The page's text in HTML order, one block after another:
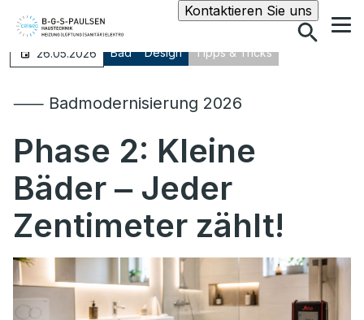
Kontaktieren Sie unsSuche
26.05.2026 Bad Design Tipps & Tricks
⸺ Badmodernisierung 2026
Phase 2: Kleine
Bäder ‒ Jeder
Zentimeter zählt!